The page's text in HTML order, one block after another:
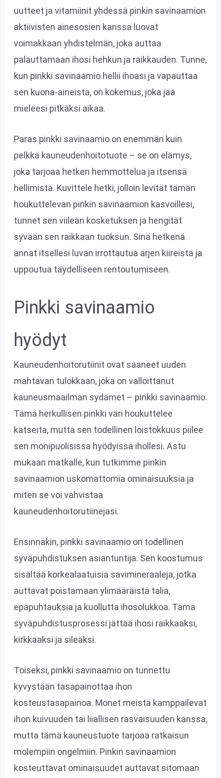
uutteet ja vitamiinit yhdessä pinkin savinaamion
aktiivisten ainesosien kanssa luovat
voimakkaan yhdistelmän, joka auttaa
palauttamaan ihosi hehkun ja raikkauden. Tunne,
kun pinkki savinaamio hellii ihoasi ja vapauttaa
sen kuona-aineista, on kokemus, joka jää
mieleesi pitkäksi aikaa.
Paras pinkki savinaamio on enemmän kuin
pelkkä kauneudenhoitotuote – se on elämys,
joka tarjoaa hetken hemmottelua ja itsensä
hellimistä. Kuvittele hetki, jolloin levität tämän
houkuttelevan pinkin savinaamion kasvoillesi,
tunnet sen viileän kosketuksen ja hengität
syvään sen raikkaan tuoksun. Sinä hetkenä
annat itsellesi luvan irrottautua arjen kiireistä ja
uppoutua täydelliseen rentoutumiseen.
Pinkki savinaamio
hyödyt
Kauneudenhoitorutiinit ovat saaneet uuden
mahtavan tulokkaan, joka on valloittanut
kauneusmaailman sydämet – pinkki savinaamio.
Tämä herkullisen pinkki väri houkuttelee
katseita, mutta sen todellinen loistokkuus piilee
sen monipuolisissa hyödyissä ihollesi. Astu
mukaan matkalle, kun tutkimme pinkin
savinaamion uskomattomia ominaisuuksia ja
miten se voi vahvistaa
kauneudenhoitorutiinejasi.
Ensinnäkin, pinkki savinaamio on todellinen
syväpuhdistuksen asiantuntija. Sen koostumus
sisältää korkealaatuisia savimineraaleja, jotka
auttavat poistamaan ylimääräistä talia,
epäpuhtauksia ja kuollutta ihosolukkoa. Tämä
syväpuhdistusprosessi jättää ihosi raikkaaksi,
kirkkaaksi ja sileäksi.
Toiseksi, pinkki savinaamio on tunnettu
kyvystään tasapainottaa ihon
kosteustasapainoa. Monet meistä kamppailevat
ihon kuivuuden tai liiallisen rasvaisuuden kanssa,
mutta tämä kauneustuote tarjoaa ratkaisun
molempiin ongelmiin. Pinkin savinaamion
kosteuttavat ominaisuudet auttavat sitomaan